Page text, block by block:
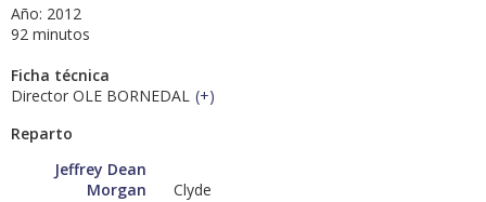
Año: 2012
92 minutos
Ficha técnica
Director OLE BORNEDAL (+)
Reparto
Jeffrey Dean
Morgan
Clyde